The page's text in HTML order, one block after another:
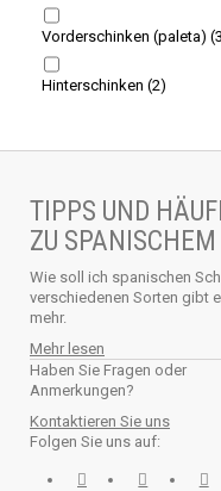
Vorderschinken (paleta)
Hinterschinken (2)
TIPPS UND
ZU
Wie soll ich spanischen
verschiedenen Sorten gibt
mehr.
Mehr lesen
Haben Sie Fragen oder
Anmerkungen?
Kontaktieren Sie uns
Folgen Sie uns auf: